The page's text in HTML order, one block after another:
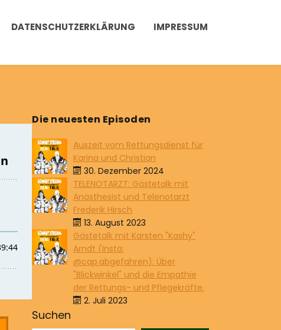
DATENSCHUTZERKLÄRUNG IMPRESSUM
Die neuesten Episoden
Auszeit vom Rettungsdienst für
Karina und Christian
30. Dezember 2024
TELENOTARZT: Gästetalk mit
Anästhesist und Telenotarzt
Frederik Hirsch
13. August 2023
Gästetalk mit Karsten "Kashy"
Arndt (Insta:
@cap.abgefahren): Über
"Blickwinkel" und die Empathie
der Rettungs- und Pflegekräfte.
2. Juli 2023
Suchen